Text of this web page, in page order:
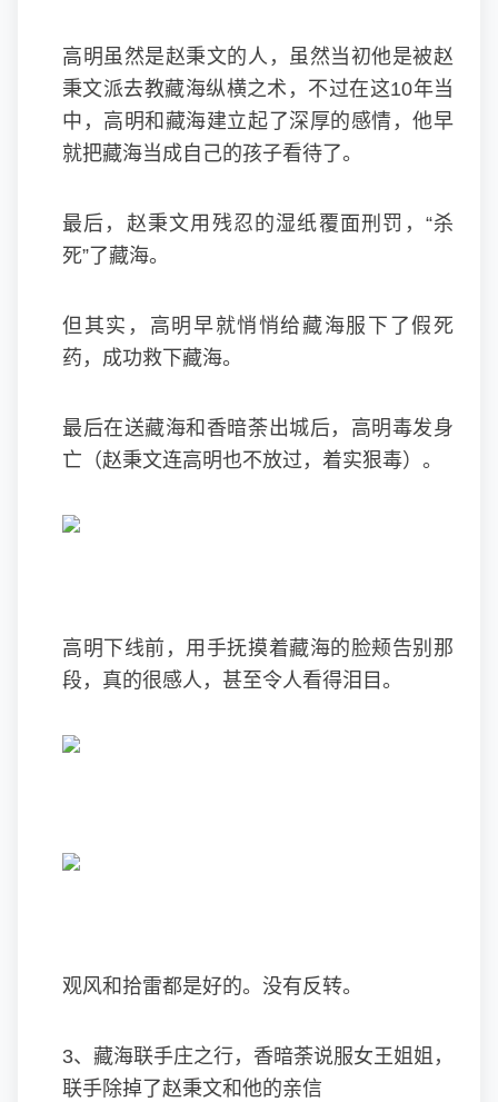
高明虽然是赵秉文的人，虽然当初他是被赵
秉文派去教藏海纵横之术，不过在这10年当
中，高明和藏海建立起了深厚的感情，他早
就把藏海当成自己的孩子看待了。
最后，赵秉文用残忍的湿纸覆面刑罚，“杀
死”了藏海。
但其实，高明早就悄悄给藏海服下了假死
药，成功救下藏海。
最后在送藏海和香暗荼出城后，高明毒发身
亡（赵秉文连高明也不放过，着实狠毒）。
高明下线前，用手抚摸着藏海的脸颊告别那
段，真的很感人，甚至令人看得泪目。
观风和拾雷都是好的。没有反转。
3、藏海联手庄之行，香暗荼说服女王姐姐，
联手除掉了赵秉文和他的亲信